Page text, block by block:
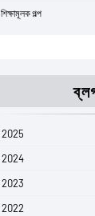
শিক্ষামূলক গল্প
2025
2024
2023
2022